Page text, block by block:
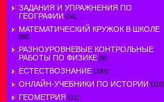
ЗАДАНИЯ И УПРАЖНЕНИЯ ПО
ГЕОГРАФИИ [34]
МАТЕМАТИЧЕСКИЙ КРУЖОК В ШКОЛЕ
[60]
РАЗНОУРОВНЕВЫЕ КОНТРОЛЬНЫЕ
РАБОТЫ ПО ФИЗИКЕ [9]
ЕСТЕСТВОЗНАНИЕ [193]
ОНЛАЙН-УЧЕБНИКИ ПО ИСТОРИИ [110]
ГЕОМЕТРИЯ [31]